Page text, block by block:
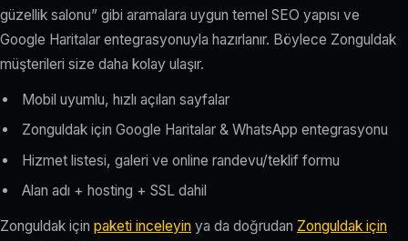
güzellik salonu” gibi aramalara uygun temel SEO yapısı ve
Google Haritalar entegrasyonuyla hazırlanır. Böylece Zonguldak
müşterileri size daha kolay ulaşır.
Mobil uyumlu, hızlı açılan sayfalar
Zonguldak için Google Haritalar & WhatsApp entegrasyonu
Hizmet listesi, galeri ve online randevu/teklif formu
Alan adı + hosting + SSL dahil
Zonguldak için paketi inceleyin ya da doğrudan Zonguldak için